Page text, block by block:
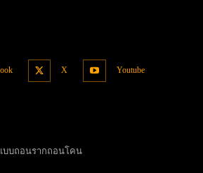
X Youtube
บบถอนรากถอนโคน